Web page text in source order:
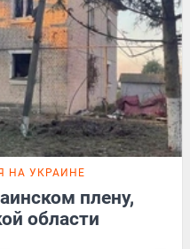
НА УКРАИНЕ
плену,
области